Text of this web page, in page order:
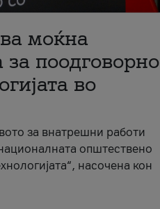
моќна
поодговорно
во
за внатрешни работи
општествено
насочена кон